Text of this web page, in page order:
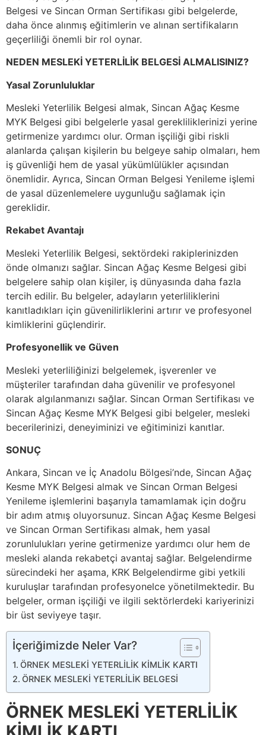
Belgesi ve Sincan Orman Sertifikası gibi belgelerde,
daha önce alınmış eğitimlerin ve alınan sertifikaların
geçerliliği önemli bir rol oynar.
NEDEN MESLEKİ YETERLİLİK BELGESİ ALMALISINIZ?
Yasal Zorunluluklar
Mesleki Yeterlilik Belgesi almak, Sincan Ağaç Kesme
MYK Belgesi gibi belgelerle yasal gerekliliklerinizi yerine
getirmenize yardımcı olur. Orman işçiliği gibi riskli
alanlarda çalışan kişilerin bu belgeye sahip olmaları, hem
iş güvenliği hem de yasal yükümlülükler açısından
önemlidir. Ayrıca, Sincan Orman Belgesi Yenileme işlemi
de yasal düzenlemelere uygunluğu sağlamak için
gereklidir.
Rekabet Avantajı
Mesleki Yeterlilik Belgesi, sektördeki rakiplerinizden
önde olmanızı sağlar. Sincan Ağaç Kesme Belgesi gibi
belgelere sahip olan kişiler, iş dünyasında daha fazla
tercih edilir. Bu belgeler, adayların yeterliliklerini
kanıtladıkları için güvenilirliklerini artırır ve profesyonel
kimliklerini güçlendirir.
Profesyonellik ve Güven
Mesleki yeterliliğinizi belgelemek, işverenler ve
müşteriler tarafından daha güvenilir ve profesyonel
olarak algılanmanızı sağlar. Sincan Orman Sertifikası ve
Sincan Ağaç Kesme MYK Belgesi gibi belgeler, mesleki
becerilerinizi, deneyiminizi ve eğitiminizi kanıtlar.
SONUÇ
Ankara, Sincan ve İç Anadolu Bölgesi’nde, Sincan Ağaç
Kesme MYK Belgesi almak ve Sincan Orman Belgesi
Yenileme işlemlerini başarıyla tamamlamak için doğru
bir adım atmış oluyorsunuz. Sincan Ağaç Kesme Belgesi
ve Sincan Orman Sertifikası almak, hem yasal
zorunlulukları yerine getirmenize yardımcı olur hem de
mesleki alanda rekabetçi avantaj sağlar. Belgelendirme
sürecindeki her aşama, KRK Belgelendirme gibi yetkili
kuruluşlar tarafından profesyonelce yönetilmektedir. Bu
belgeler, orman işçiliği ve ilgili sektörlerdeki kariyerinizi
bir üst seviyeye taşır.
İçeriğimizde Neler Var?
ÖRNEK MESLEKİ YETERLİLİK KİMLİK KARTI
ÖRNEK MESLEKİ YETERLİLİK BELGESİ
ÖRNEK MESLEKİ YETERLİLİK